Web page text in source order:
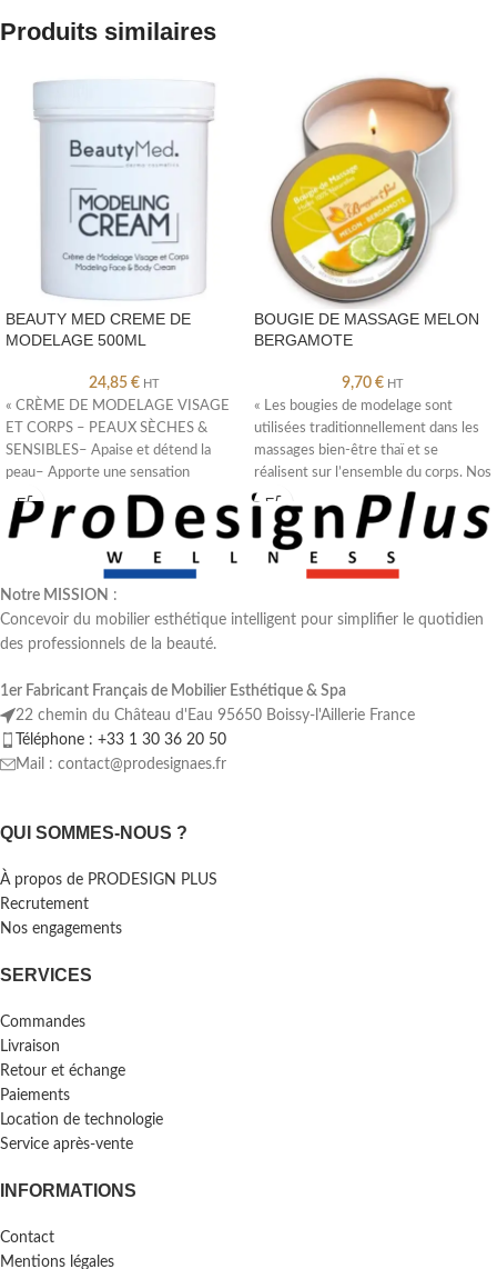
Produits similaires
BEAUTY MED CREME DE
MODELAGE 500ML
24,85 € HT
« CRÈME DE MODELAGE VISAGE
ET CORPS – PEAUX SÈCHES &
SENSIBLES– Apaise et détend la
peau– Apporte une sensation
d’hydratation–
BOUGIE DE MASSAGE MELON
BERGAMOTE
9,70 € HT
« Les bougies de modelage sont
utilisées traditionnellement dans les
massages bien-être thaï et se
réalisent sur l’ensemble du corps. Nos
Notre MISSION :
Concevoir du mobilier esthétique intelligent pour simplifier le quotidien
des professionnels de la beauté.
1er Fabricant Français de Mobilier Esthétique & Spa
22 chemin du Château d'Eau 95650 Boissy-l'Aillerie France
Téléphone : +33 1 30 36 20 50
Mail : contact@prodesignaes.fr
QUI SOMMES-NOUS ?
À propos de PRODESIGN PLUS
Recrutement
Nos engagements
SERVICES
Commandes
Livraison
Retour et échange
Paiements
Location de technologie
Service après-vente
INFORMATIONS
Contact
Mentions légales